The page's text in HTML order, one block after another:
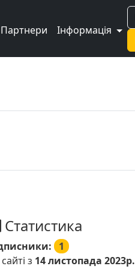
Партнери Інформація
Статистика
1
з 14 листопада 2023р.